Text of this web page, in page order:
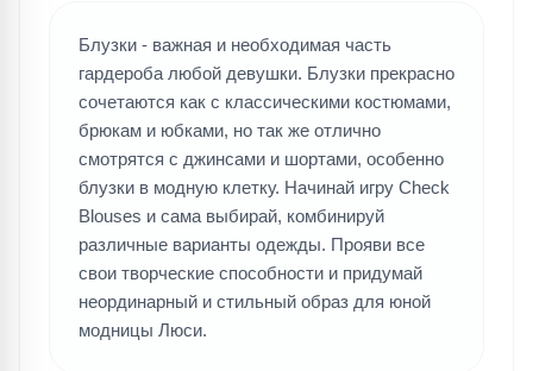
Блузки - важная и необходимая часть
гардероба любой девушки. Блузки прекрасно
сочетаются как с классическими костюмами,
брюкам и юбками, но так же отлично
смотрятся с джинсами и шортами, особенно
блузки в модную клетку. Начинай игру Check
Blouses и сама выбирай, комбинируй
различные варианты одежды. Прояви все
свои творческие способности и придумай
неординарный и стильный образ для юной
модницы Люси.